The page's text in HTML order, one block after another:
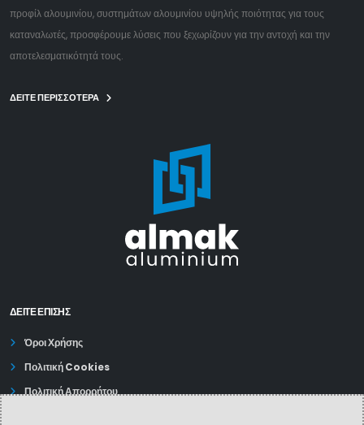
προφίλ αλουμινίου, συστημάτων αλουμινίου υψηλής ποιότητας για τους
καταναλωτές, προσφέρουμε λύσεις που ξεχωρίζουν για την αντοχή και την
αποτελεσματικότητά τους.
ΔΕΙΤΕ ΠΕΡΙΣΣΟΤΕΡΑ
ΔΕΊΤΕ ΕΠΙΣΗΣ
Όροι Χρήσης
Πολιτική Cookies
Πολιτική Απορρήτου